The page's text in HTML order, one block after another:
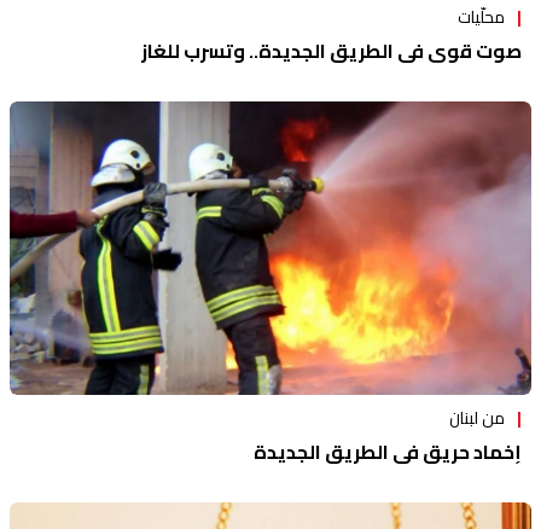
محلّيات
صوت قوي في الطريق الجديدة.. وتسرب للغاز
من لبنان
إخماد حريق في الطريق الجديدة